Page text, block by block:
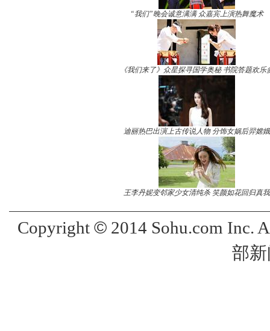
“我们”晚会诚意满满 众嘉宾上演热舞魔术
《我们来了》众星探寻国学奥秘 书院答题欢乐
迪丽热巴出演上古传说人物 分饰女娲后羿嫦娥
王李丹妮变邻家少女清纯杀 笑颜如花回归真我
Copyright ©2014 Sohu.com Inc.
部